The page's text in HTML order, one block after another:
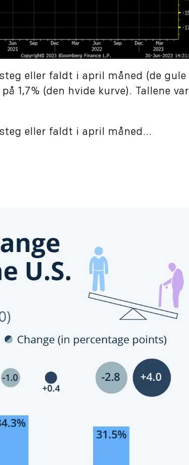
eller faldt i april måned (de gule
1,7% (den hvide kurve). Tallene var
eller faldt i april måned...